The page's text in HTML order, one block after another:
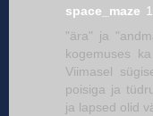
space_maze
"ära" ja
kogemuses
Viimasel
poisiga ja
ja lapsed olid